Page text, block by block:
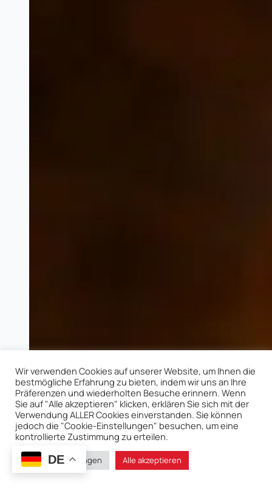
Wir verwenden Cookies auf unserer Website, um Ihnen die
bestmögliche Erfahrung zu bieten, indem wir uns an Ihre
Präferenzen und wiederholten Besuche erinnern. Wenn
Sie auf "Alle akzeptieren" klicken, erklären Sie sich mit der
Verwendung ALLER Cookies einverstanden. Sie können
jedoch die "Cookie-Einstellungen" besuchen, um eine
kontrollierte Zustimmung zu erteilen.
Cookie-Einstellungen Alle akzeptieren
DE